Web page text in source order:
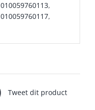
010059760113,
010059760117,
Tweet dit product